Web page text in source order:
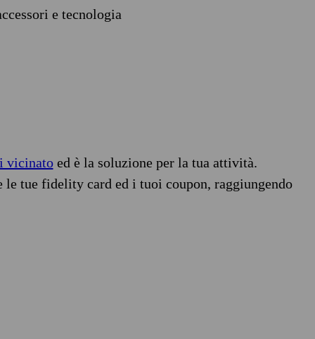
e tecnologia
vicinatoed è la soluzione per la tua attività.
tue fidelity card ed i tuoi coupon, raggiungendo